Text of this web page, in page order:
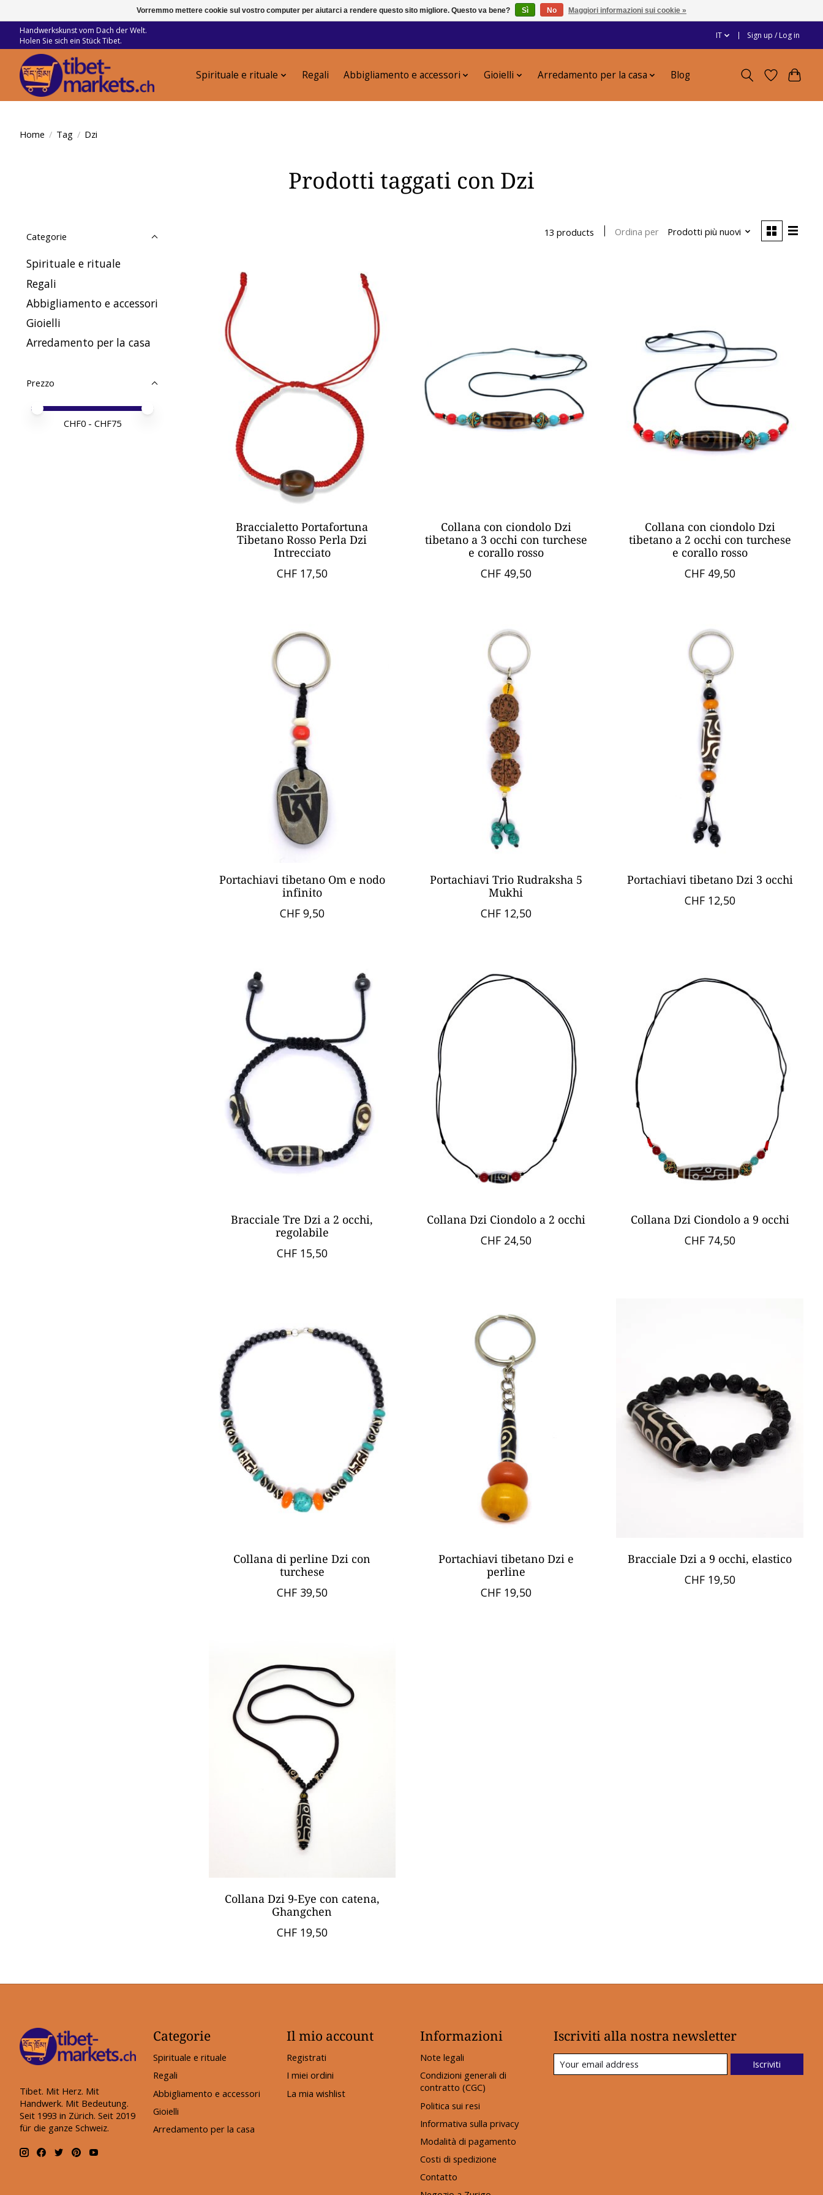
Handwerkskunst vom Dach der Welt.
Holen Sie sich ein Stück Tibet.
IT Sign up / Log in
Spirituale e rituale Regali Abbigliamento e accessori Gioielli Arredamento per la casa Blog
Home / Tag / Dzi
Prodotti taggati con Dzi
Categorie
Spirituale e rituale
Regali
Abbigliamento e accessori
Gioielli
Arredamento per la casa
Prezzo
Price minimum value
Price maximum value
CHF0- CHF75
13 products Ordina per Prodotti più nuovi
Braccialetto Portafortuna
Tibetano Rosso Perla Dzi
Intrecciato
CHF 17,50
Collana con ciondolo Dzi
tibetano a 3 occhi con turchese
e corallo rosso
CHF 49,50
Collana con ciondolo Dzi
tibetano a 2 occhi con turchese
e corallo rosso
CHF 49,50
Portachiavi tibetano Om e nodo
infinito
CHF 9,50
Portachiavi Trio Rudraksha 5
Mukhi
CHF 12,50
Portachiavi tibetano Dzi 3 occhi
CHF 12,50
Bracciale Tre Dzi a 2 occhi,
regolabile
CHF 15,50
Collana Dzi Ciondolo a 2 occhi
CHF 24,50
Collana Dzi Ciondolo a 9 occhi
CHF 74,50
Collana di perline Dzi con
turchese
CHF 39,50
Portachiavi tibetano Dzi e
perline
CHF 19,50
Bracciale Dzi a 9 occhi, elastico
CHF 19,50
Collana Dzi 9-Eye con catena,
Ghangchen
CHF 19,50
Tibet. Mit Herz. Mit
Handwerk. Mit Bedeutung.
Seit 1993 in Zürich. Seit 2019
für die ganze Schweiz.
Categorie
Spirituale e rituale
Regali
Abbigliamento e accessori
Gioielli
Arredamento per la casa
Il mio account
Registrati
I miei ordini
La mia wishlist
Informazioni
Note legali
Condizioni generali di
contratto (CGC)
Politica sui resi
Informativa sulla privacy
Modalità di pagamento
Costi di spedizione
Contatto
Iscriviti alla nostra newsletter
Iscriviti
Vorremmo mettere cookie sul vostro computer per aiutarci a rendere questo sito migliore. Questo va bene? Sì No Maggiori informazioni sui cookie »